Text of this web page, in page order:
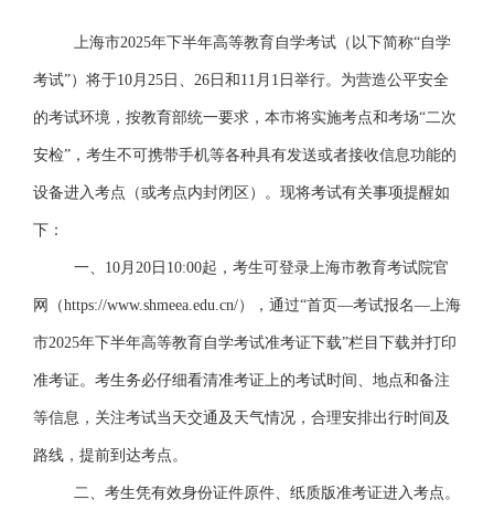
上海市2025年下半年高等教育自学考试（以下简称“自学
考试”）将于10月 25 日、 26 日和 11 月 1 日举行。为营造公平安全
的考试环境，按教育部统一要求，本市将实施考点和考场“二次
安检”，考生不可携带手机等各种具有发送或者接收信息功能的
设备进入考点（或考点内封闭区）。现将考试有关事项提醒如
下：
一、 10月 20 日 10:00起，考生可登录上海市教育考试院官
网（https://www.shmeea.edu.cn/），通过“首页—考试报名—上海
市2025年下半年高等教育自学考试准考证下载”栏目下载并打印
准考证。考生务必仔细看清准考证上的考试时间、地点和备注
等信息，关注考试当天交通及天气情况，合理安排出行时间及
路线，提前到达考点。
二、 考生凭有效身份证件原件、纸质版准考证进入考点。